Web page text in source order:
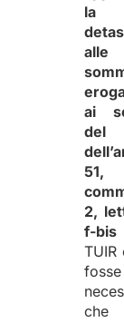
la
alle
ai
del
51,
2,
f-bis
TUIR
fosse